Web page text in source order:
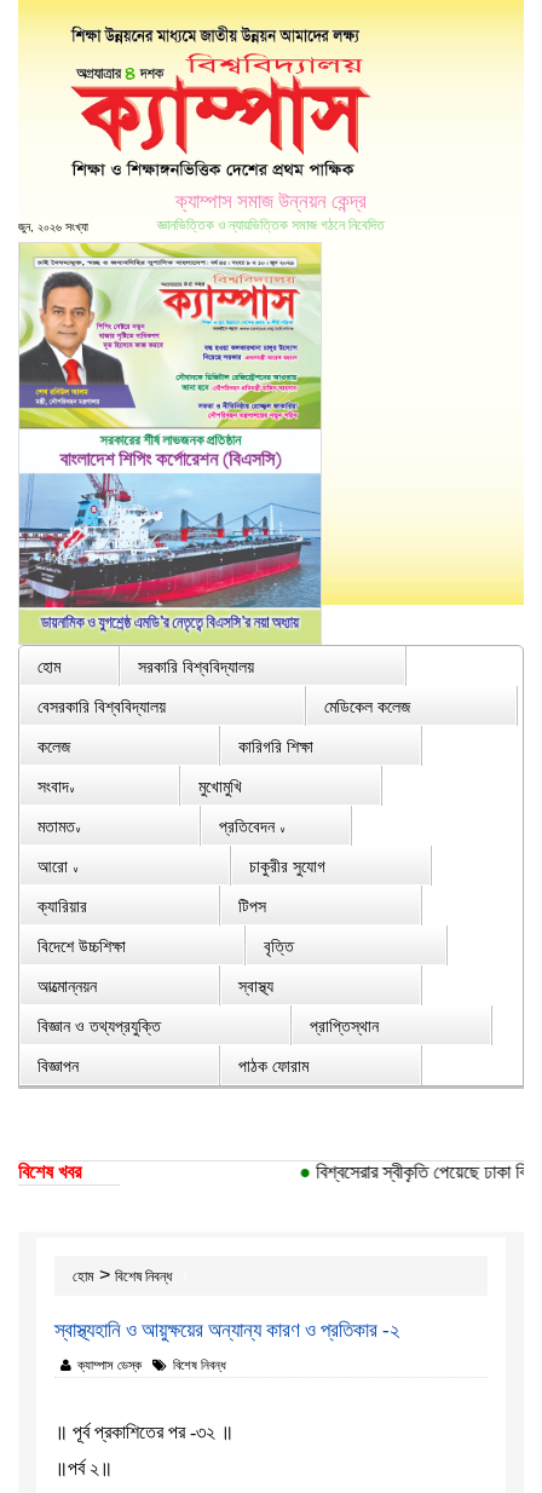
ক্যাম্পাস সমাজ উন্নয়ন কেন্দ্র
জ্ঞানভিত্তিক ও ন্যায়ভিত্তিক সমাজ গঠনে নিবেদিত
জুন, ২০২৬ সংখ্যা
হোম
সরকারি বিশ্ববিদ্যালয়
বেসরকারি বিশ্ববিদ্যালয়
মেডিকেল কলেজ
কলেজ
কারিগরি শিক্ষা
সংবাদ∨
মুখোমুখি
মতামত∨ প্রতিবেদন ∨
আরো ∨
চাকুরীর সুযোগ
ক্যারিয়ার
টিপস
বিদেশে উচ্চশিক্ষা
বৃত্তি
আত্মোন্নয়ন
স্বাস্থ্য
বিজ্ঞান ও তথ্যপ্রযুক্তি
প্রাপ্তিস্থান
বিজ্ঞাপন
পাঠক ফোরাম
বিশেষ খবর বিশ্বসেরার স্বীকৃতি পেয়েছে ঢাকা
হোম > বিশেষ নিবন্ধ
স্বাস্থ্যহানি ও আয়ুক্ষয়ের অন্যান্য কারণ ও প্রতিকার -২
ক্যাম্পাস ডেস্ক বিশেষ নিবন্ধ
॥ পূর্ব প্রকাশিতের পর -৩২ ॥
॥পর্ব ২॥